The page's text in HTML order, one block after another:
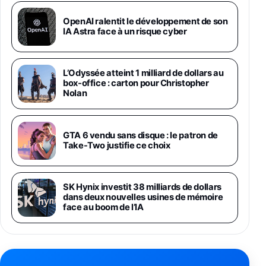
Galaxy S26 Ultra 512 Go Bleu
1019€1399€Fnac (Vendeur Tiers)
Galaxy S26 Ultra 256 Go Violet
892€1199€Fnac (Vendeur Tiers)
Philips SHK2000BL - Casque Enfant - Bleu &
Répartiteur Audio 5 Casques, Blanc
24,94€ 29,96€Fnac (Vendeur Tiers)
Asus RT-AC59U Routeur sans Fil Double
Bande Gigabit (Serveur et Client VPN, Triple
Vlan, Mode Point d'accès et Bridge, contrôle
Parental, Qos)
39,72€ 50,42€Amazon
Panasonic KX-TG6822 Téléphones Sans fil
OpenAI ralentit le développement de son
IA Astra face à un risque cyber
L’Odyssée atteint 1 milliard de dollars au
box-office : carton pour Christopher
Nolan
GTA 6 vendu sans disque : le patron de
Take-Two justifie ce choix
SK Hynix investit 38 milliards de dollars
dans deux nouvelles usines de mémoire
face au boom de l’IA